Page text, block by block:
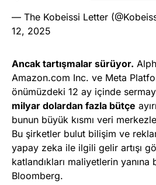
— The Kobeissi Letter
12, 2025
Ancak tartışmalar sürüyor.
Amazon.com Inc. ve Meta
önümüzdeki 12 ay içinde
milyar dolardan fazla bütçe
bunun büyük kısmı veri
Bu şirketler bulut bilişim ve
yapay zeka ile ilgili gelir artışı
katlandıkları maliyetlerin
Bloomberg.